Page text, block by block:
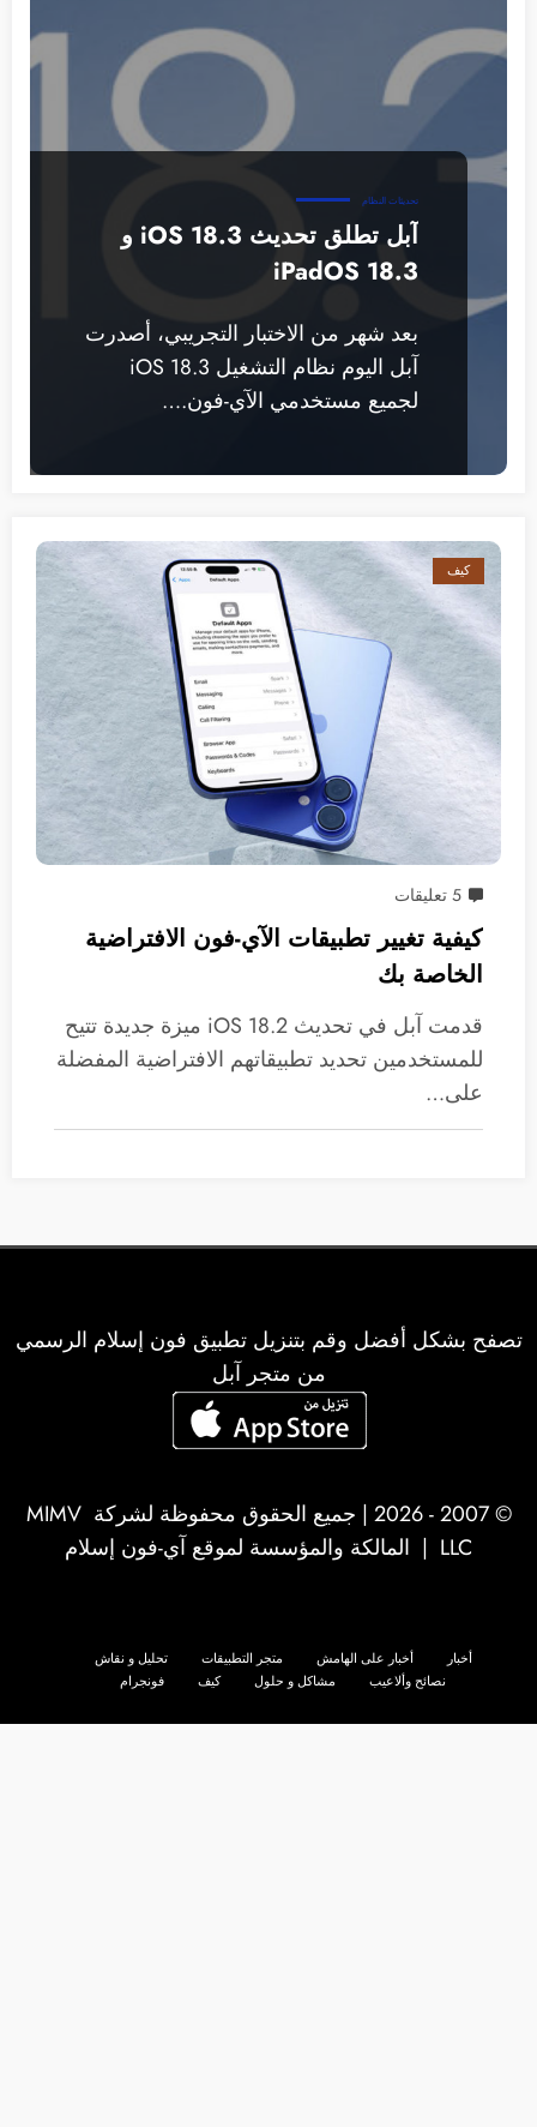
تحديثات النظام
آبل تطلق تحديث 18.3 iOS و
iPadOS 18.3
بعد شهر من الاختبار التجريبي، أصدرت
آبل اليوم نظام التشغيل iOS 18.3
لجميع مستخدمي الآي-فون.…
كيف
5 تعليقات
كيفية تغيير تطبيقات الآي-فون الافتراضية
الخاصة بك
قدمت آبل في تحديث iOS 18.2 ميزة جديدة تتيح
للمستخدمين تحديد تطبيقاتهم الافتراضية المفضلة
على…
تصفح بشكل أفضل وقم بتنزيل تطبيق فون إسلام الرسمي
من متجر آبل
© 2007 - 2026 | جميع الحقوق محفوظة لشركة
MIMV
LLC | المالكة والمؤسسة لموقع آي-فون إسلام
أخبار أخبار على الهامش متجر التطبيقات
تحليل و نقاش
نصائح وألاعيب
مشاكل و حلول كيف فونجرام